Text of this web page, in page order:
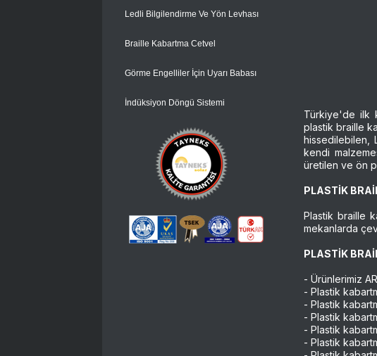
Ledli Bilgilendirme Ve Yön Levhası
Braille Kabartma Cetvel
Görme Engelliler İçin Uyarı Babası
İndüksiyon Döngü Sistemi
Türkiye'de ilk
plastik braille
hissedilebilen,
kendi
üretilen ve ön
PLASTİK
Plastik braille
mekanlarda
PLASTİK
- Ürünlerimiz
- Plastik
- Plastik
- Plastik
- Plastik
- Plastik